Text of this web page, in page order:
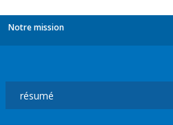
Notre mission